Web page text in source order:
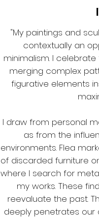
"My paintings and
contextually an
minimalism. I
merging complex
figurative elements
I draw from personal
as from the
environments. Flea
of discarded furniture
where I search for
my works. These
reevaluate the past.
deeply penetrates our